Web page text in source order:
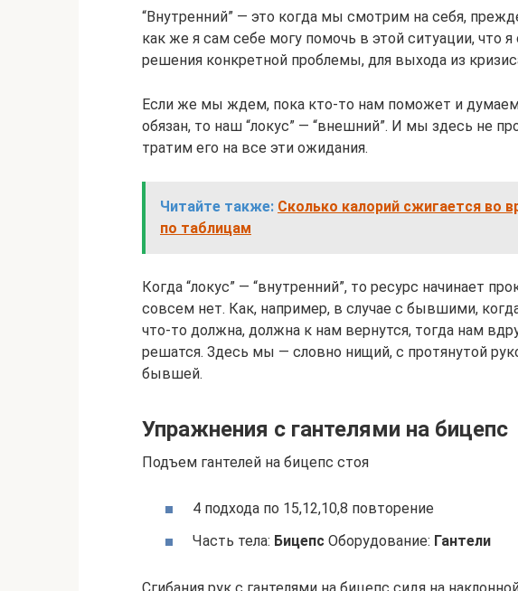
“Внутренний” — это когда мы смотрим на себя,
как же я сам себе могу помочь в этой ситуации, что
решения конкретной проблемы, для выхода из
Если же мы ждем, пока кто-то нам поможет и
обязан, то наш “локус” — “внешний”. И мы здесь не
тратим его на все эти ожидания.
Читайте также: Сколько калорий сжигается во
по таблицам
Когда “локус” — “внутренний”, то ресурс начинает
совсем нет. Как, например, в случае с бывшими,
что-то должна, должна к нам вернутся, тогда нам
решатся. Здесь мы — словно нищий, с протянутой
бывшей.
Упражнения с гантелями на бицепс
Подъем гантелей на бицепс стоя
4 подхода по 15,12,10,8 повторение
Часть тела: Бицепс Оборудование: Гантели